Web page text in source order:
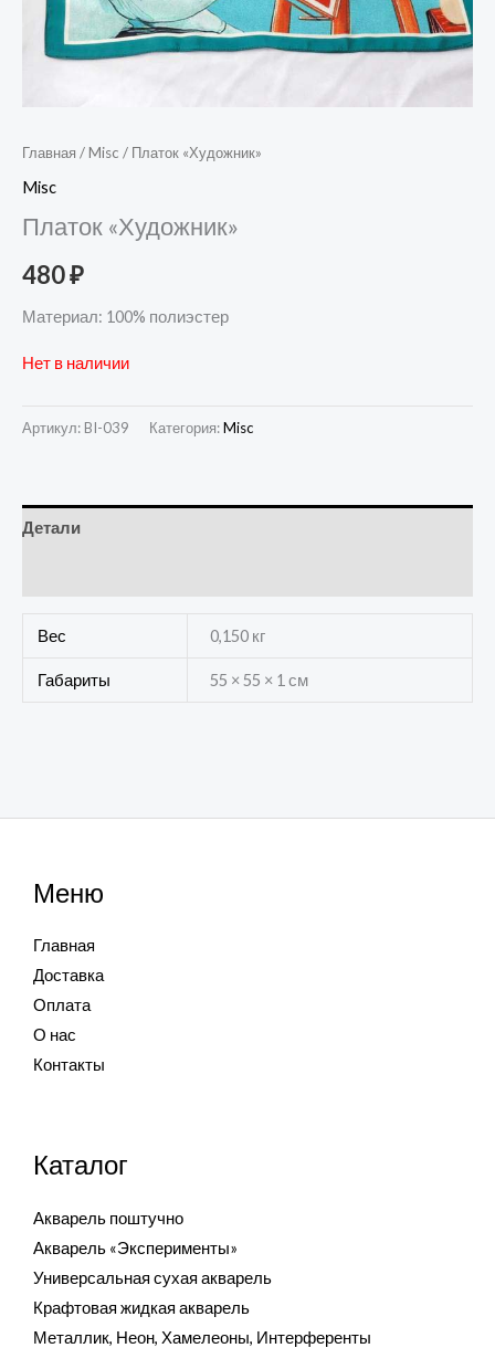
Главная /Misc / Платок «Художник»
Misc
Платок «Художник»
480₽
Материал: 100% полиэстер
Нет в наличии
Артикул: BI-039 Категория:Misc
Детали
Вес 0,150 кг
Габариты 55 × 55 × 1 см
Меню
Главная
Доставка
Оплата
О нас
Контакты
Каталог
Акварель поштучно
Акварель «Эксперименты»
Универсальная сухая акварель
Крафтовая жидкая акварель
Металлик, Неон, Хамелеоны, Интерференты